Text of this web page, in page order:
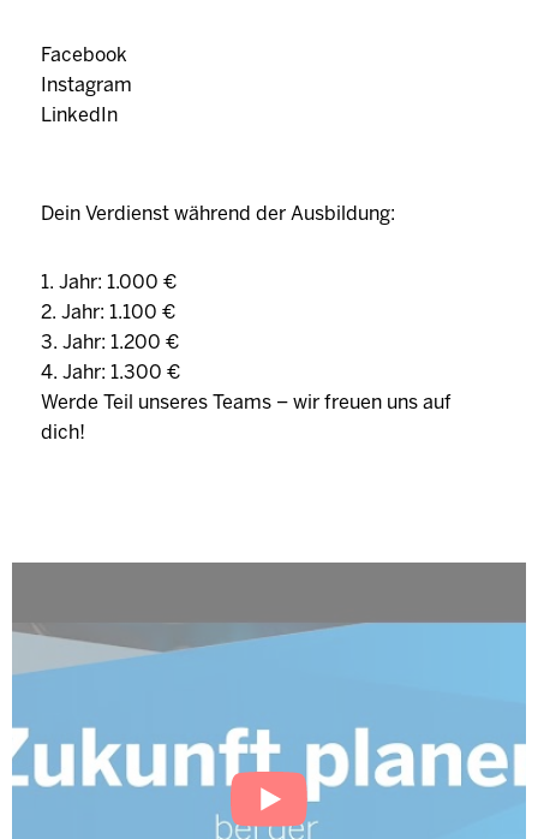
Facebook
Instagram
LinkedIn
Dein Verdienst während der Ausbildung:
1. Jahr: 1.000 €
2. Jahr: 1.100 €
3. Jahr: 1.200 €
4. Jahr: 1.300 €
Werde Teil unseres Teams – wir freuen uns auf
dich!